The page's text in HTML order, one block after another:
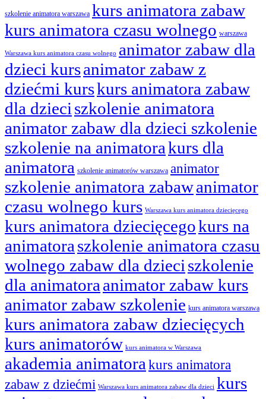
szkolenie animatora warszawa kurs animatora zabaw
kurs animatora czasu wolnego warszawa
Warszawa kurs animatora czasu wolnego animator zabaw dla
dzieci kursanimator zabaw z
dziećmi kurskurs animatora zabaw
dla dzieci szkolenie animatora
animator zabaw dla dzieci szkolenie
szkolenie na animatorakurs dla
animatora szkolenie animatorów warszawa animator
szkolenie animatora zabawanimator
czasu wolnego kurs Warszawa kurs animatora dziecięcego
kurs animatora dziecięcegokurs na
animatora szkolenie animatora czasu
wolnego zabaw dla dzieci szkolenie
dla animatora animator zabaw kurs
animator zabaw szkolenie kurs animatora warszawa
kurs animatora zabaw dziecięcych
kurs animatorów kurs animatora w Warszawa
akademia animatora kurs animatora
zabaw z dziećmi Warszawa kurs animatora zabaw dla dzieci kurs